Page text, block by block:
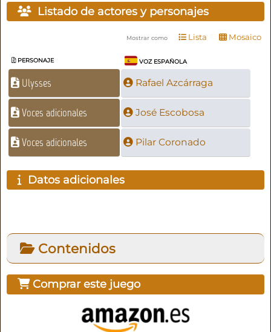
Listado de actores y personajes
Mostrar como Lista Mosaico
PERSONAJE VOZ ESPAÑOLA
Ulysses Rafael Azcárraga
Voces adicionales José Escobosa
Voces adicionales Pilar Coronado
Datos adicionales
Contenidos
Comprar este juego